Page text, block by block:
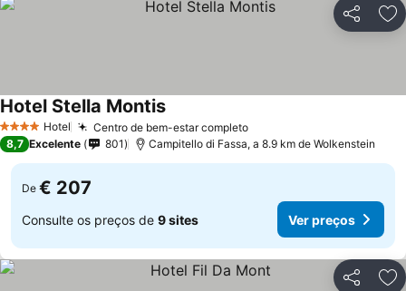
Partilhar
4 EstrelasHotel Centro de bem-estar completoVer preços
Hotel Stella MontisVer preços
8,7 Excelente 801 Campitello di Fassa, a 8.9 km de Wolkenstein
De € 207
Consulte os preços de 9 sites Ver preços
Partilhar